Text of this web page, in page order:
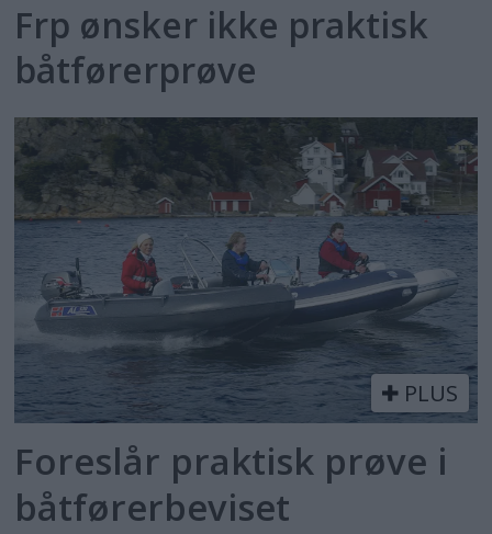
Frp ønsker ikke praktisk
båtførerprøve
PLUS
Foreslår praktisk prøve i
båtførerbeviset